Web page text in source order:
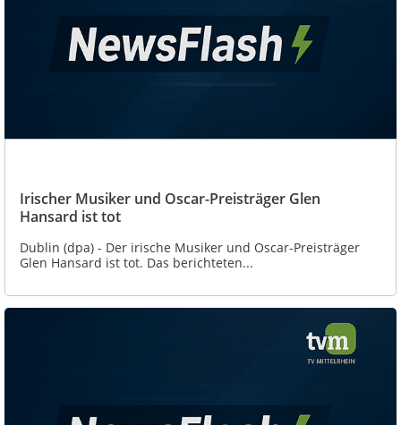
Irischer Musiker und Oscar-Preisträger Glen
Hansard ist tot
Dublin (dpa) - Der irische Musiker und Oscar-Preisträger
Glen Hansard ist tot. Das berichteten...